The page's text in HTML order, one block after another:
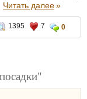
Читать далее»
1395 7 0